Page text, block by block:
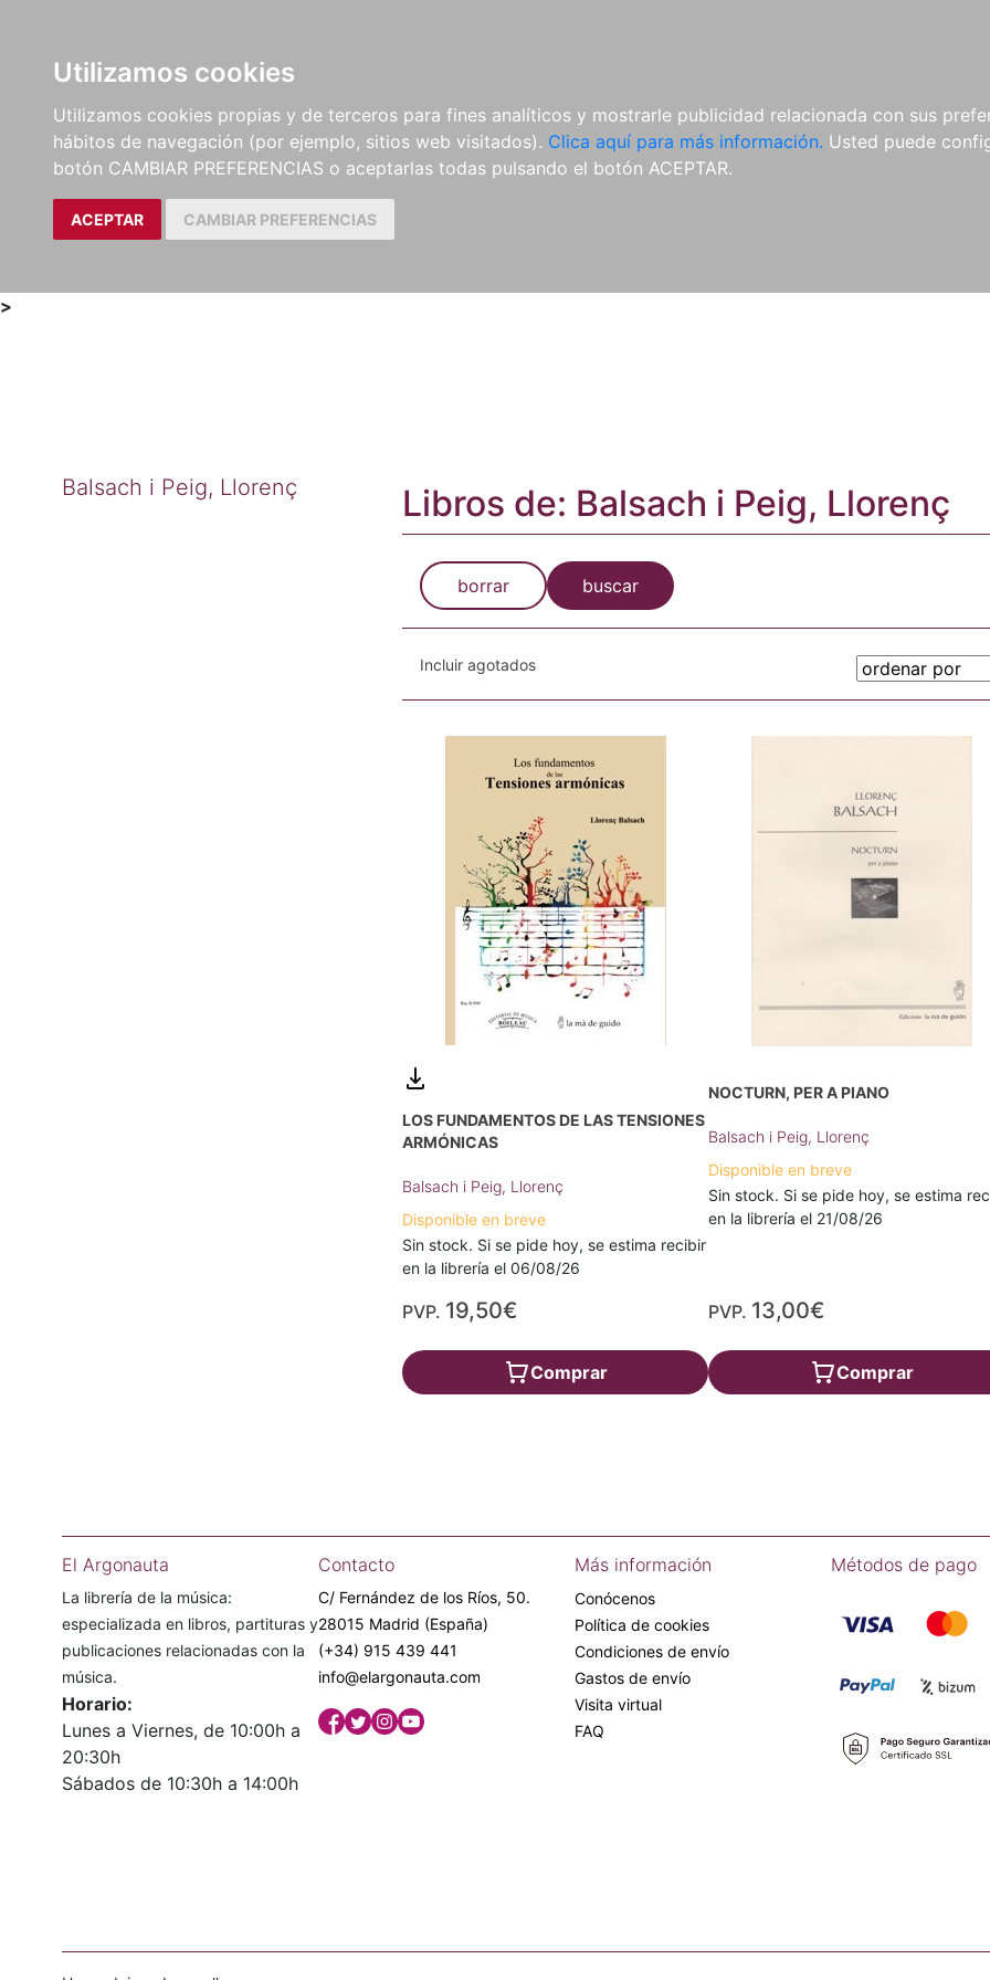
Utilizamos cookies
Utilizamos cookies propias y de terceros para fines analíticos y mostrarle publicidad relacionada con sus
hábitos de navegación (por ejemplo, sitios web visitados). Clica aquí para más información. Usted puede
botón CAMBIAR PREFERENCIAS o aceptarlas todas pulsando el botón ACEPTAR.
ACEPTAR CAMBIAR PREFERENCIAS
LIBROS
MÉTODOS Y
EJERCICIOS
PARTITURAS Y EDICIONES
CRÍTICAS
REVISTAS
CDS Y
DVDS
MATERIAL
COMPLEMENTARIO
>
Balsach i Peig, Llorenç Libros de: Balsach i Peig, Llorenç
borrar buscar
Incluir agotados
LOS FUNDAMENTOS DE LAS TENSIONES
ARMÓNICAS
Balsach i Peig, Llorenç
Disponible en breve
Sin stock. Si se pide hoy, se estima recibir
en la librería el 06/08/26
PVP. 19,50€
Comprar
NOCTURN, PER A PIANO
Balsach i Peig, Llorenç
Disponible en breve
Sin stock. Si se pide hoy, se estima
en la librería el 21/08/26
PVP. 13,00€
Comprar
El Argonauta
La librería de la música:
especializada en libros, partituras y
publicaciones relacionadas con la
música.
Horario:
Lunes a Viernes, de 10:00h a
20:30h
Sábados de 10:30h a 14:00h
Contacto
C/ Fernández de los Ríos, 50.
28015 Madrid (España)
(+34) 915 439 441
info@elargonauta.com
Más información
Conócenos
Política de cookies
Condiciones de envío
Gastos de envío
Visita virtual
FAQ
Métodos de pago